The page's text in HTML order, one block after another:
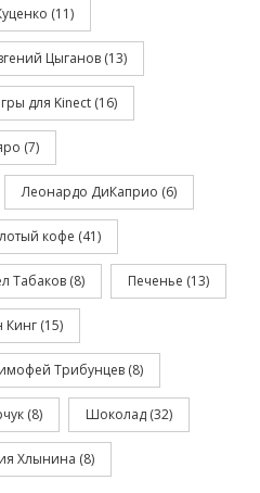
(11)
Цыганов (13)
для Kinect (16)
(7)
Леонардо ДиКаприо (6)
кофе (41)
Табаков (8) Печенье (13)
Кинг (15)
Трибунцев (8)
(8) Шоколад (32)
Хлынина (8)